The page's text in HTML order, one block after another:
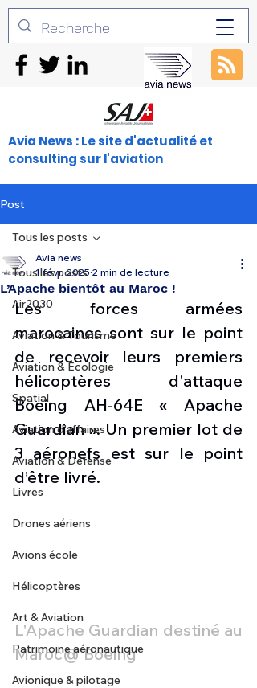
Avia News : Le site d'actualité et
consulting sur l'aviation
Post
Tous les posts
Air2030
Aviation & Tourisme
Aviation & Ecologie
Spatial
Aviation d'affaires
Aviation & Défense
Livres
Drones aériens
Avions école
Hélicoptères
Art & Aviation
Patrimoine aéronautique
Avionique & pilotage
Tous les posts
L’Apache bientôt au Maroc !
Avia news
1 févr. 2025 2 min de lecture
Les forces armées
marocaines sont sur le point
de recevoir leurs premiers
hélicoptères d'attaque
Boeing AH-64E « Apache
Guardian ». Un premier lot de
3 aéronefs est sur le point
d’être livré.
L'Apache Guardian destiné au
Maroc@ Boeing